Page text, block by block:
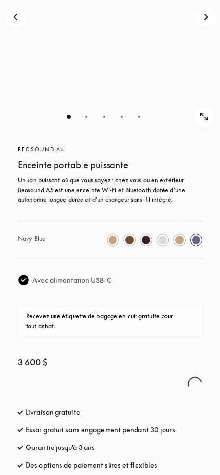
BEOSOUND A5
Enceinte portable puissante
Un son puissant où que vous soyez : chez vous ou en extérieur.
Beosound A5 est une enceinte Wi-Fi et Bluetooth dotée d’une
autonomie longue durée et d’un chargeur sans-fil intégré.
Navy Blue
Avec alimentation USB-C
Recevez une étiquette de bagage en cuir gratuite pour
tout achat.
3 600 $
Livraison gratuite
Essai gratuit sans engagement pendant 30 jours
Garantie jusqu'à 3 ans
Des options de paiement sûres et flexibles